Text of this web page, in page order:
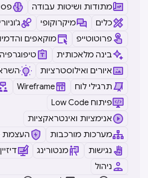
מתודות ושיטות עבודה
כלים
מיקרוקופי
פרוטוטייפ
מוקאפים
בינה מלאכותית
טיפוגרפיה
איורים ואילוסטרציות
תרגילי לוח
Wireframe
Low Code פיתוח
אנימציות ואינטראקציות
מערכות מורכבות
העצמת
נגישות
מנטורינג
ניהול